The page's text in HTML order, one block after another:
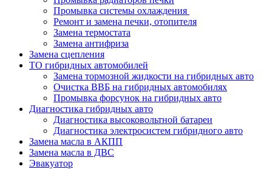
Промывка системы охлаждения
Ремонт и замена печки, отопителя
Замена термостата
Замена антифриза
Замена сцепления
ТО гибридных автомобилей
Замена тормозной жидкости на гибридных авто
Очистка ВВБ на гибридных автомобилях
Промывка форсунок на гибридных авто
Диагностика гибридных авто
Диагностика высоковольтной батареи
Диагностика электросистем гибридного авто
Замена масла в АКПП
Замена масла в ДВС
Эвакуатор